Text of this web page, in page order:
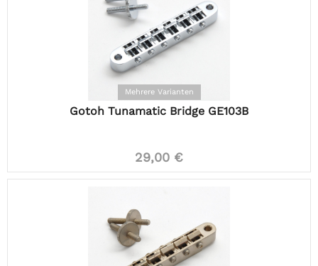
Mehrere Varianten
Gotoh Tunamatic Bridge GE103B
29,00 €